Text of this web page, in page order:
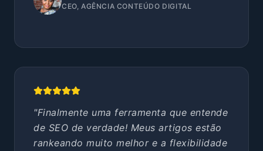
CEO, AGÊNCIA CONTEÚDO DIGITAL
"Finalmente uma ferramenta que entende
de SEO de verdade! Meus artigos estão
rankeando muito melhor e a flexibilidade